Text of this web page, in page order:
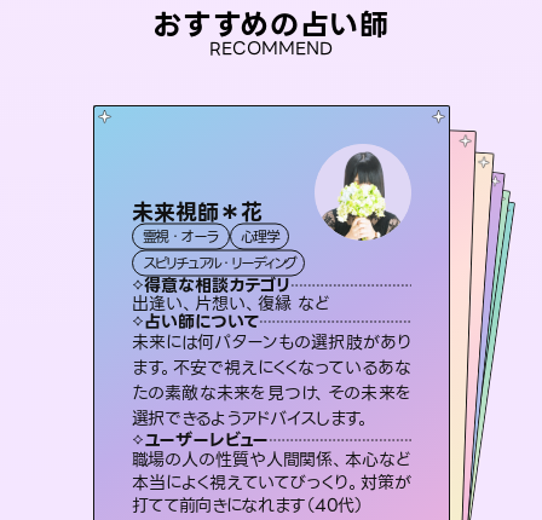
おすすめの占い師
RECOMMEND
未来視師＊花
霊視・オーラ
心理学
スピリチュアル・リーディング
得意な相談カテゴリ
出逢い、片想い、復縁 など
占い師について
未来には何パターンもの選択肢があり
ます。不安で視えにくくなっているあな
たの素敵な未来を見つけ、その未来を
選択できるようアドバイスします。
ユーザーレビュー
職場の人の性質や人間関係、本心など
本当によく視えていてびっくり。対策が
打てて前向きになれます（40代）
桃源珠羽（とうげんみう）
霊視・オーラ タロット
スピリチュアル・リーディング
得意な相談カテゴリ
片想い、あの人の気持ち、復縁 など
占い師について
恋愛のお悩みの中でも特に「曖昧な関
係」の相談を得意としており、友達以上
恋人未満なお相手との今後や本音を丁
寧に読み解き恋愛成就へと導きます。
ユーザーレビュー
鑑定していただいてアドバイス通りに行
動すると仲が復活してきました。ありが
とうございました（40代 女性）
おう 霊感オラクル
霊視・オーラ
オラクルカード
得意な相談カテゴリ
恋愛総合、あの人の気持ち など
占い師について
霊視×オラクルカードを使って「今」と
「未来」そして「気になるあの人の気持
ち」まで丁寧に読み解き、恋や人生のヒ
ントを優しく引き出します。
ユーザーレビュー
不安な気持ちが嘘みたいに晴れまし
た…！よく視えていらっしゃるんだなと
感じました（40代 女性）
アイリス -iris-
西洋占星術
ルーン
得意な相談カテゴリ
恋愛総合、片想い、二人の未来 など
占い師について
復縁、恋愛、不倫の行方、同性愛や片思い、仕事関係や借金問題まで知りたいことや心の負担になっていることを紐解き、背中をそっと押して導きます。
ユーザーレビュー
安心感のあり、言い切ってくれる所や濁
さない鑑定のおかげで、毎回自分の気
持ちを整えられます（30代 男性）
セラピスト理恵
霊視・オーラ
スピリチュアル・リーディング
得意な相談カテゴリ
片想い、二人の未来、年の差 など
占い師について
連絡再開、復縁、成就などの報告実績
多数。セラピストとして2万超の施術経
験があるからこそできる鑑定で、より良
い未来をサポートします。
ユーザーレビュー
とても心温まる鑑定でした。しかもこち
らは何も言っていないのに視えていらっ
しゃるんだなと驚きです（30代女性）
彗望（すいぼう
霊視・オーラ
スピリチュアル・リーディング
得意な相談カテゴリ
片想い、あの人の気持ち、復縁 など
占い師について
3,700年以上の歴史を持つ東洋最古の
占術「易占」で詳細まで占い、幸せへ向
かう道筋を示します。厳しい結果にも具
体的な対策をお伝えします。
ユーザーレビュー
複雑な背景もしっかり聞いて鑑定して
いただけました。気持ちが楽になりまし
た（50代 女性）